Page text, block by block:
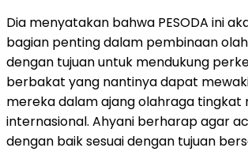
Dia menyatakan bahwa PESODA ini
bagian penting dalam pembinaan
dengan tujuan untuk mendukung
berbakat yang nantinya dapat
mereka dalam ajang olahraga tingkat
internasional. Ahyani berharap agar
dengan baik sesuai dengan tujuan